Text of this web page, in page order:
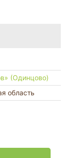
(Одинцово)
область